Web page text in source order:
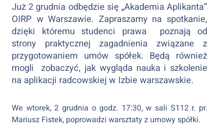
Już 2 grudnia odbędzie się „Akademia Aplikanta”
OIRP w Warszawie. Zapraszamy na spotkanie,
dzięki któremu studenci prawa poznają od
strony praktycznej zagadnienia związane z
przygotowaniem umów spółek. Będą również
mogli zobaczyć, jak wygląda nauka i szkolenie
na aplikacji radcowskiej w Izbie warszawskie.
We wtorek, 2 grudnia o godz. 17:30, w sali S112 r. pr.
Mariusz Fistek, poprowadzi warsztaty z umowy spółki.